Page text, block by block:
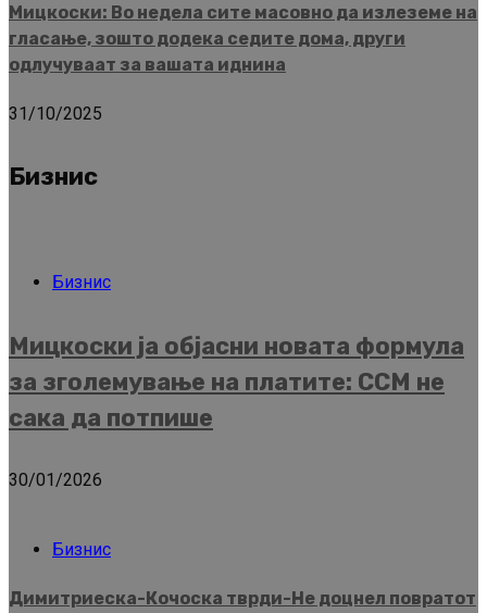
Мицкоски: Во недела сите масовно да излеземе на
гласање, зошто додека седите дома, други
одлучуваат за вашата иднина
31/10/2025
Бизнис
Бизнис
Мицкоски ја објасни новата формула
за зголемување на платите: ССМ не
сака да потпише
30/01/2026
Бизнис
Димитриеска-Кочоска тврди-Не доцнел повратот